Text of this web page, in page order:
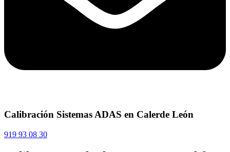
Calibración Sistemas ADAS en Calerde León
919 93 08 30